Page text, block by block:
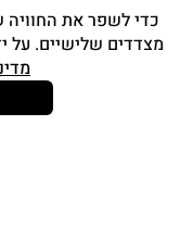
מוצרי איפור
סטים מברשות
מצדדים שלישיים.